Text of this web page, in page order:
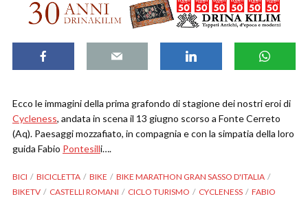
Ecco le immagini della prima grafondo di stagione dei nostri eroi di
Cycleness, andata in scena il 13 giugno scorso a Fonte Cerreto
(Aq). Paesaggi mozzafiato, in compagnia e con la simpatia della loro
guida Fabio Pontesilli….
BICI BICICLETTA BIKE
BIKE MARATHON GRAN SASSO D'ITALIA
BIKETV
CASTELLI ROMANI CICLO TURISMO CYCLENESS
FABIO